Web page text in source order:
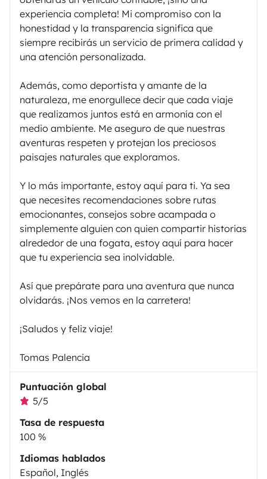
experiencia completa! Mi compromiso con la
honestidad y la transparencia significa que
siempre recibirás un servicio de primera calidad y
una atención personalizada.
Además, como deportista y amante de la
naturaleza, me enorgullece decir que cada viaje
que realizamos juntos está en armonía con el
medio ambiente. Me aseguro de que nuestras
aventuras respeten y protejan los preciosos
paisajes naturales que exploramos.
Y lo más importante, estoy aquí para ti. Ya sea
que necesites recomendaciones sobre rutas
emocionantes, consejos sobre acampada o
simplemente alguien con quien compartir historias
alrededor de una fogata, estoy aquí para hacer
que tu experiencia sea inolvidable.
Así que prepárate para una aventura que nunca
olvidarás. ¡Nos vemos en la carretera!
¡Saludos y feliz viaje!
Tomas Palencia
Puntuación global
5/5
Tasa de respuesta
100 %
Idiomas hablados
Español, Inglés